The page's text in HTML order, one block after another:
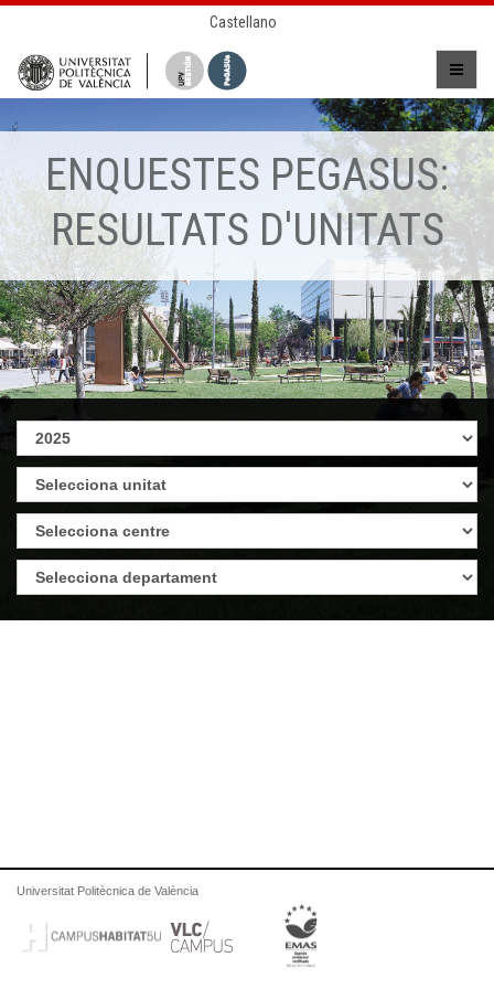
Castellano
ENQUESTES PEGASUS:
RESULTATS D'UNITATS
Universitat Politècnica de València